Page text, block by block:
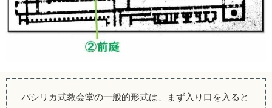
バシリカ式教会堂の一般的形式は、まず入り口を入ると